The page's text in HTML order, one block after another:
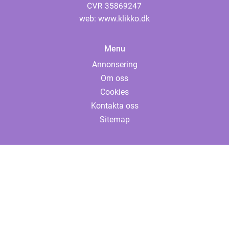
web: www.klikko.dk
Menu
Annonsering
Om oss
Cookies
Kontakta oss
Sitemap